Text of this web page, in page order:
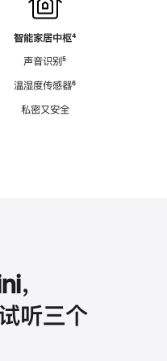
智能家居中枢脚
⁴
声音识别脚
⁵
温湿度传感器脚
⁶
私密又安全
，
听三个